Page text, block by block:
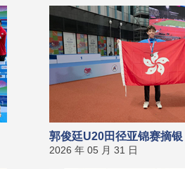
郭俊廷U20田径亚锦赛摘银
2026 年 05 月 31 日